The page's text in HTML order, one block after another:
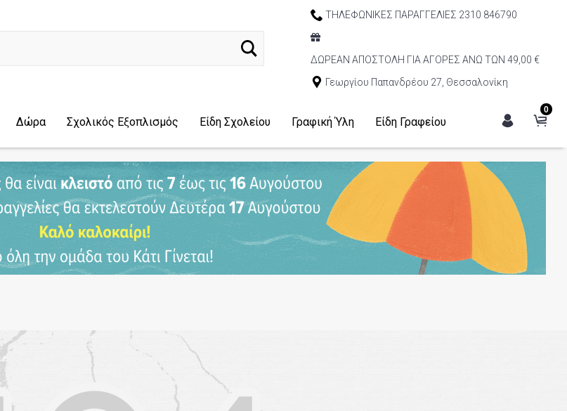
ΤΗΛΕΦΩΝΙΚΕΣ ΠΑΡΑΓΓΕΛΙΕΣ 2310 846790
ΔΩΡΕΑΝ ΑΠΟΣΤΟΛΗ ΓΙΑ ΑΓΟΡΕΣ ΑΝΩ ΤΩΝ 49,00 €
Γεωργίου Παπανδρέου 27, Θεσσαλονίκη
0
Δώρα Σχολικός Εξοπλισμός Είδη Σχολείου Γραφική Ύλη Είδη Γραφείου